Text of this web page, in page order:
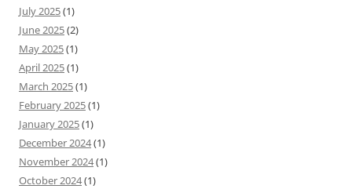
July 2025(1)
June 2025(2)
May 2025(1)
April 2025(1)
March 2025(1)
February 2025(1)
January 2025(1)
December 2024(1)
November 2024(1)
October 2024(1)